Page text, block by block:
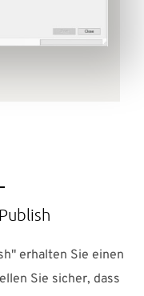
erhalten Sie einen
Sie sicher, dass